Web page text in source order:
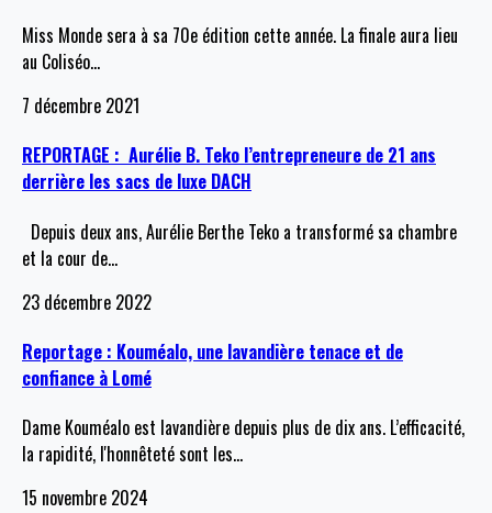
Miss Monde sera à sa 70e édition cette année. La finale aura lieu
au Coliséo…
7 décembre 2021
REPORTAGE : Aurélie B. Teko l’entrepreneure de 21 ans
derrière les sacs de luxe DACH
Depuis deux ans, Aurélie Berthe Teko a transformé sa chambre
et la cour de…
23 décembre 2022
Reportage : Kouméalo, une lavandière tenace et de
confiance à Lomé
Dame Kouméalo est lavandière depuis plus de dix ans. L’efficacité,
la rapidité, l'honnêteté sont les…
15 novembre 2024